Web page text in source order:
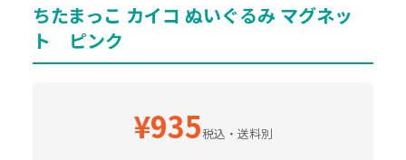
ちたまっこ カイコ ぬいぐるみ マグネッ
ト ピンク
¥935税込・送料別